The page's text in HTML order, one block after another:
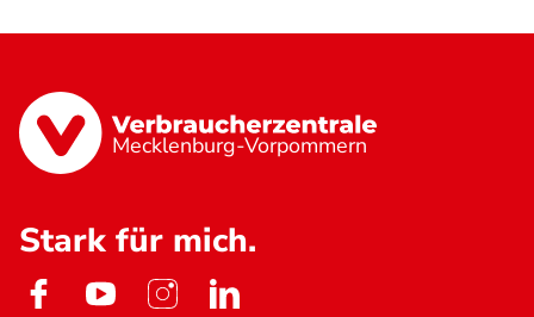
Mecklenburg-Vorpommern
Stark für mich.